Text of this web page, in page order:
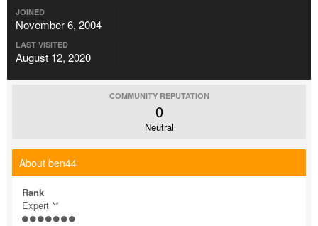
JOINED
November 6, 2004
LAST VISITED
August 12, 2020
COMMUNITY REPUTATION
0
Neutral
About ben44
Rank
Expert **